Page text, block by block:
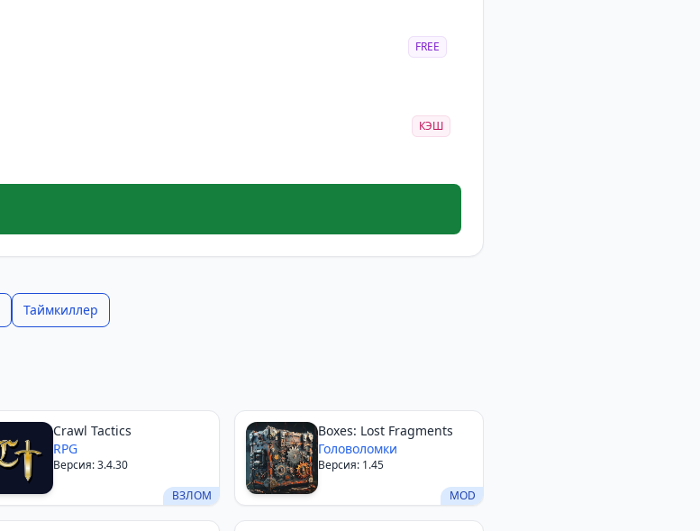
FREE
КЭШ
Таймкиллер
ВЗЛОМ
Crawl Tactics
RPG
Версия: 3.4.30
MOD
Boxes: Lost Fragments
Головоломки
Версия: 1.45